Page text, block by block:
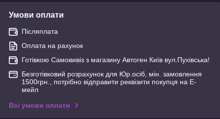
Умови оплати
Післяплата
Оплата на рахунок
Готівкою Самовивіз з магазину Автоген Київ вул.Пухівська!
Безготівковий розрахунок для Юр.осіб, мін. замовлення
1500грн., потрібно відправити реквізити покупця на Е-
мейл
Всі умови оплати